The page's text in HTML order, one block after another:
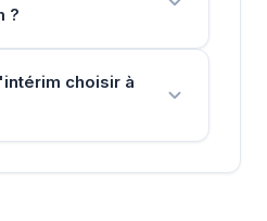
?
choisir à